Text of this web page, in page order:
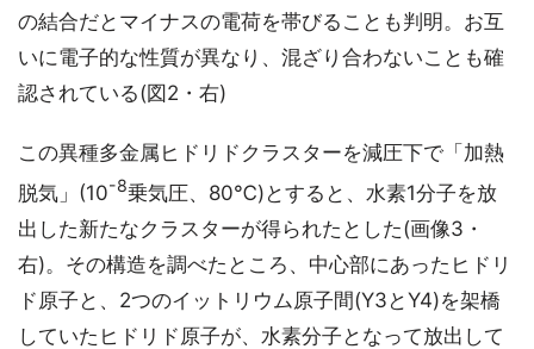
の結合だとマイナスの電荷を帯びることも判明。お互
いに電子的な性質が異なり、混ざり合わないことも確
認されている(図2・右)
この異種多金属ヒドリドクラスターを減圧下で「加熱
脱気」(10-8乗気圧、80℃)とすると、水素1分子を放
出した新たなクラスターが得られたとした(画像3・
右)。その構造を調べたところ、中心部にあったヒドリ
ド原子と、2つのイットリウム原子間(Y3とY4)を架橋
していたヒドリド原子が、水素分子となって放出して